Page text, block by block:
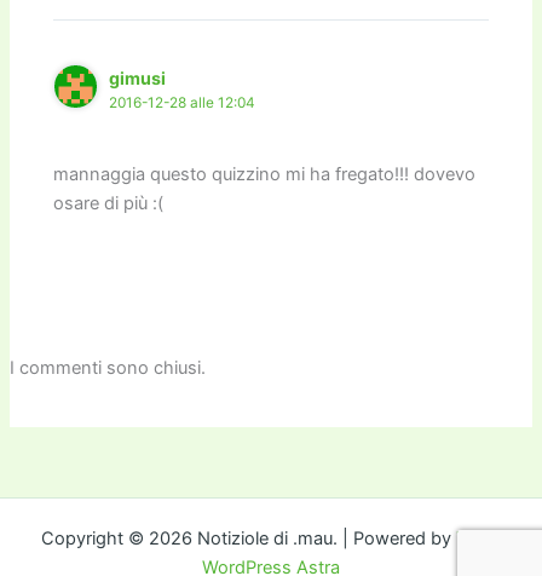
gimusi
2016-12-28 alle 12:04
mannaggia questo quizzino mi ha fregato!!! dovevo
osare di più :(
I commenti sono chiusi.
Copyright © 2026 Notiziole di .mau. | Powered by Tema
WordPress Astra